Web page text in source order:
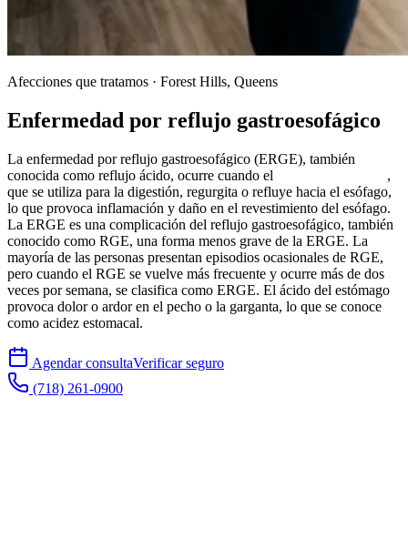
Afecciones que tratamos · Forest Hills, Queens
Enfermedad por reflujo gastroesofágico
La enfermedad por reflujo gastroesofágico (ERGE), también
conocida como reflujo ácido, ocurre cuando el
,
que se utiliza para la digestión, regurgita o refluye hacia el esófago,
lo que provoca inflamación y daño en el revestimiento del esófago.
La ERGE es una complicación del reflujo gastroesofágico, también
conocido como RGE, una forma menos grave de la ERGE. La
mayoría de las personas presentan episodios ocasionales de RGE,
pero cuando el RGE se vuelve más frecuente y ocurre más de dos
veces por semana, se clasifica como ERGE. El ácido del estómago
provoca dolor o ardor en el pecho o la garganta, lo que se conoce
como acidez estomacal.
Agendar consultaVerificar seguro
(718) 261-0900